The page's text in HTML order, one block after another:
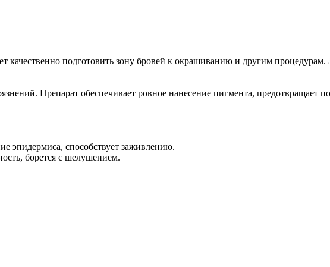
качественно подготовить зону бровей к окрашиванию и другим процедурам.
Препарат обеспечивает ровное нанесение пигмента, предотвращает
эпидермиса, способствует заживлению.
борется с шелушением.